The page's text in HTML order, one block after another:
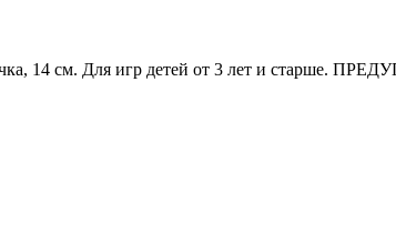
14 см. Для игр детей от 3 лет и старше.